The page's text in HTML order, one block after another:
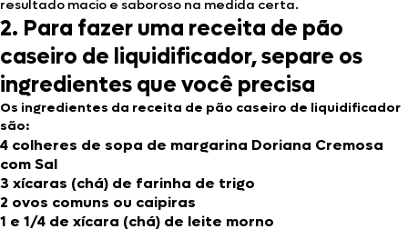
resultado macio e saboroso na medida certa.
2. Para fazer uma receita de pão
caseiro de liquidificador, separe os
ingredientes que você precisa
Os ingredientes da receita de pão caseiro de liquidificador
são:
4 colheres de sopa de margarina Doriana Cremosa
com Sal
3 xícaras (chá) de farinha de trigo
2 ovos comuns ou caipiras
1 e 1/4 de xícara (chá) de leite morno